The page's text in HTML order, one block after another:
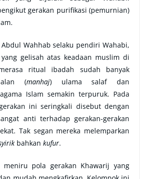
gerakan purifikasi (pemurnian)
Wahhab selaku pendiri Wahabi,
gelisah atas keadaan muslim di
ritual ibadah sudah banyak
(manhaj) ulama salaf dan
Islam semakin terpuruk. Pada
ini seringkali disebut dengan
anti terhadap gerakan-gerakan
Tak segan mereka melemparkan
bahkan kufur.
pola gerakan Khawarij yang